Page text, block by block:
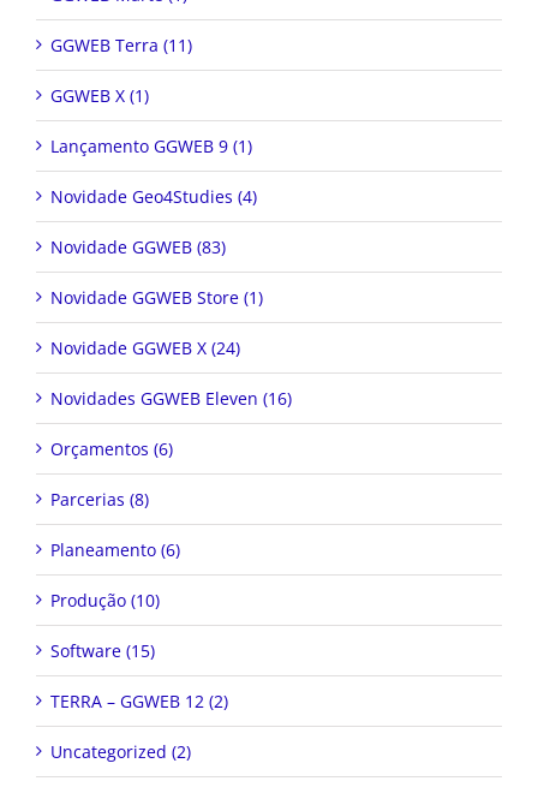
GGWEB Terra (11)
GGWEB X (1)
Lançamento GGWEB 9 (1)
Novidade Geo4Studies (4)
Novidade GGWEB (83)
Novidade GGWEB Store (1)
Novidade GGWEB X (24)
Novidades GGWEB Eleven (16)
Orçamentos (6)
Parcerias (8)
Planeamento (6)
Produção (10)
Software (15)
TERRA – GGWEB 12 (2)
Uncategorized (2)